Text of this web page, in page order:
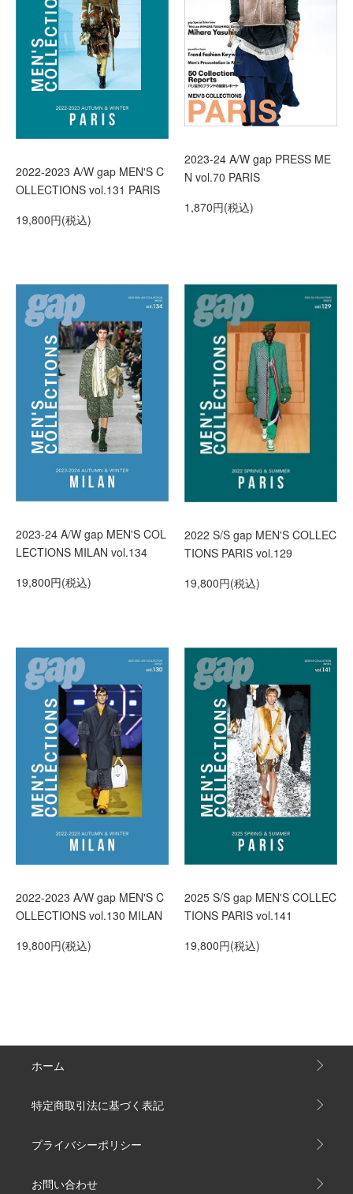
2022-2023 A/W gap MEN'S C
OLLECTIONS vol.131 PARIS
19,800円(税込)
2023-24 A/W gap PRESS ME
N vol.70 PARIS
1,870円(税込)
2023-24 A/W gap MEN'S COL
LECTIONS MILAN vol.134
19,800円(税込)
2022 S/S gap MEN'S COLLEC
TIONS PARIS vol.129
19,800円(税込)
2022-2023 A/W gap MEN'S C
OLLECTIONS vol.130 MILAN
19,800円(税込)
2025 S/S gap MEN'S COLLEC
TIONS PARIS vol.141
19,800円(税込)
ホーム
特定商取引法に基づく表記
プライバシーポリシー
お問い合わせ